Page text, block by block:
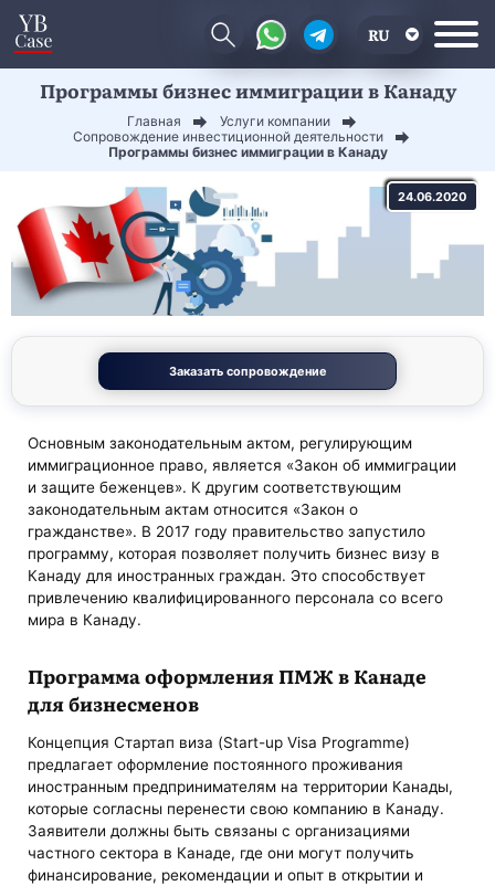
RU
EN
Программы бизнес иммиграции в Канаду
Главная
Услуги компании
Сопровождение инвестиционной деятельности
Программы бизнес иммиграции в Канаду
24.06.2020
Заказать сопровождение
Основным законодательным актом, регулирующим
иммиграционное право, является «Закон об иммиграции
и защите беженцев». К другим соответствующим
законодательным актам относится «Закон о
гражданстве». В 2017 году правительство запустило
программу, которая позволяет получить бизнес визу в
Канаду для иностранных граждан. Это способствует
привлечению квалифицированного персонала со всего
мира в Канаду.
Программа оформления ПМЖ в Канаде
для бизнесменов
Концепция Стартап виза (Start-up Visa Programme)
предлагает оформление постоянного проживания
иностранным предпринимателям на территории Канады,
которые согласны перенести свою компанию в Канаду.
Заявители должны быть связаны с организациями
частного сектора в Канаде, где они могут получить
финансирование, рекомендации и опыт в открытии и